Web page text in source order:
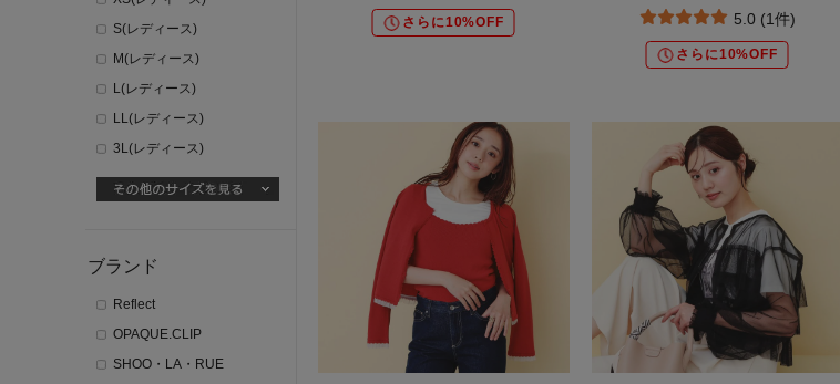
S(レディース)
M(レディース)
L(レディース)
LL(レディース)
3L(レディース)
ブランド
Reflect
OPAQUE.CLIP
SHOO・LA・RUE
さらに10%OFF
5.0 (1件)
さらに10%OFF